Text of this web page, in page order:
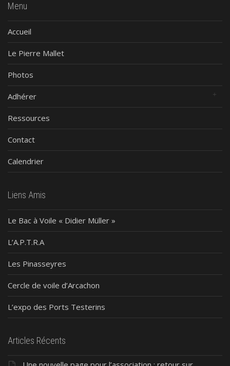
Menu
Accueil
Le Pierre Mallet
Photos
Adhérer
Ressources
Contact
Calendrier
Liens Amis
Le Bac à Voile « Didier Müller »
L’A.P.T.R.A
Les Pinasseyres
Cercle de voile d’Arcachon
L’expo des Ports Testerins
Articles Récents